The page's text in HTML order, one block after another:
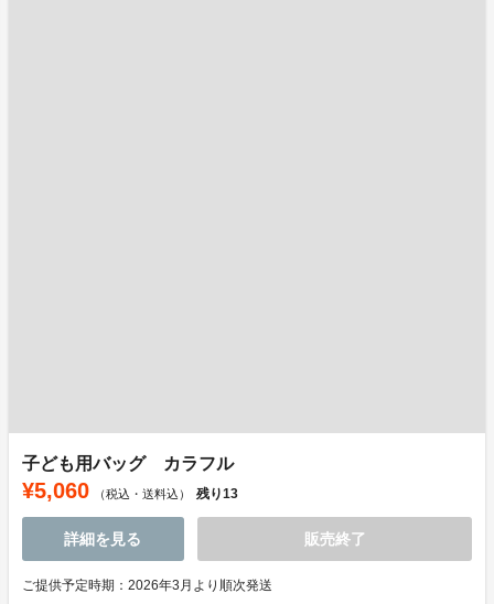
子ども用バッグ カラフル
¥5,060 （税込・送料込） 残り13
詳細を見る 販売終了
ご提供予定時期：2026年3月より順次発送